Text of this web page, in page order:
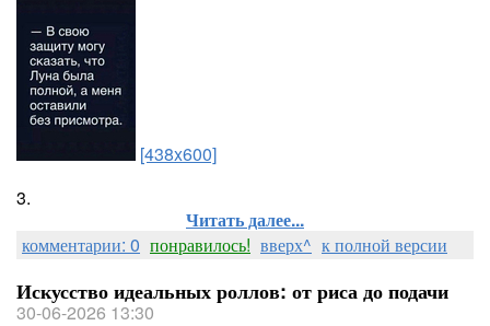
[438x600]
3.
Читать далее...
комментарии: 0 понравилось! вверх^ к полной версии
Искусство идеальных роллов: от риса до подачи
30-06-2026 13:30